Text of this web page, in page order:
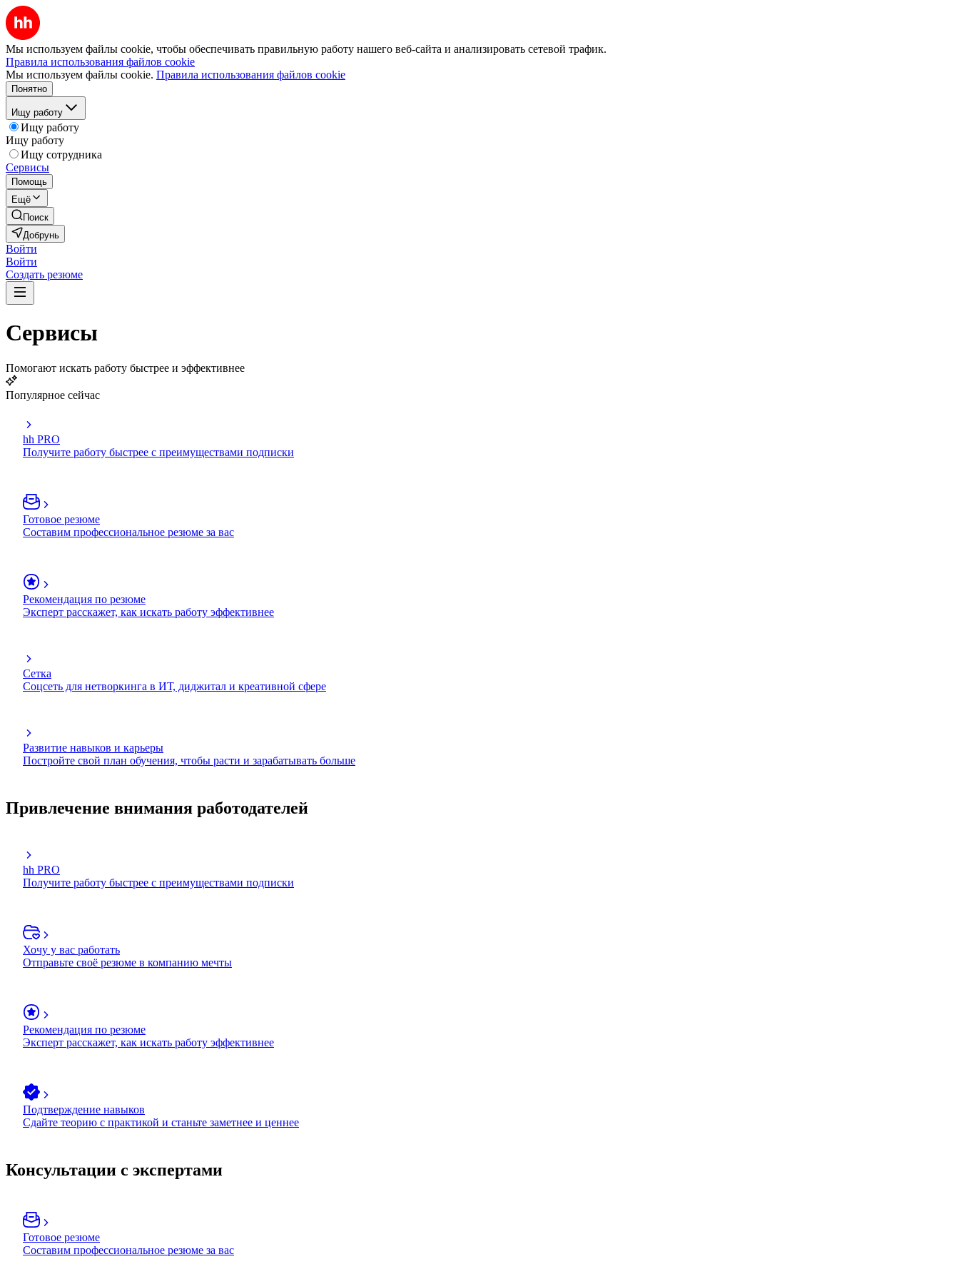
Мы используем файлы cookie, чтобы обеспечивать правильную работу нашего веб-сайта и анализировать сетевой трафик.
Правила использования файлов cookie
Мы используем файлы cookie. Правила использования файлов cookie
Понятно
Ищу работу
Ищу работу
Ищу работу
Ищу сотрудника
Сервисы
Помощь
Ещё
Поиск
Добрунь
Войти
Войти
Создать резюме
Сервисы
Помогают искать работу быстрее и эффективнее
Популярное сейчас
hh PRO
Получите работу быстрее с преимуществами подписки
Готовое резюме
Составим профессиональное резюме за вас
Рекомендация по резюме
Эксперт расскажет, как искать работу эффективнее
Сетка
Соцсеть для нетворкинга в ИТ, диджитал и креативной сфере
Развитие навыков и карьеры
Постройте свой план обучения, чтобы расти и зарабатывать больше
Привлечение внимания работодателей
hh PRO
Получите работу быстрее с преимуществами подписки
Хочу у вас работать
Отправьте своё резюме в компанию мечты
Рекомендация по резюме
Эксперт расскажет, как искать работу эффективнее
Подтверждение навыков
Сдайте теорию с практикой и станьте заметнее и ценнее
Консультации с экспертами
Готовое резюме
Составим профессиональное резюме за вас